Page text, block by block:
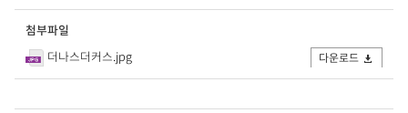
첨부파일
더나스더커스.jpg
다운로드